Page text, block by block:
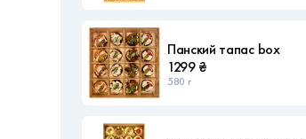
Панский тапас box
1299 ₴
580 г